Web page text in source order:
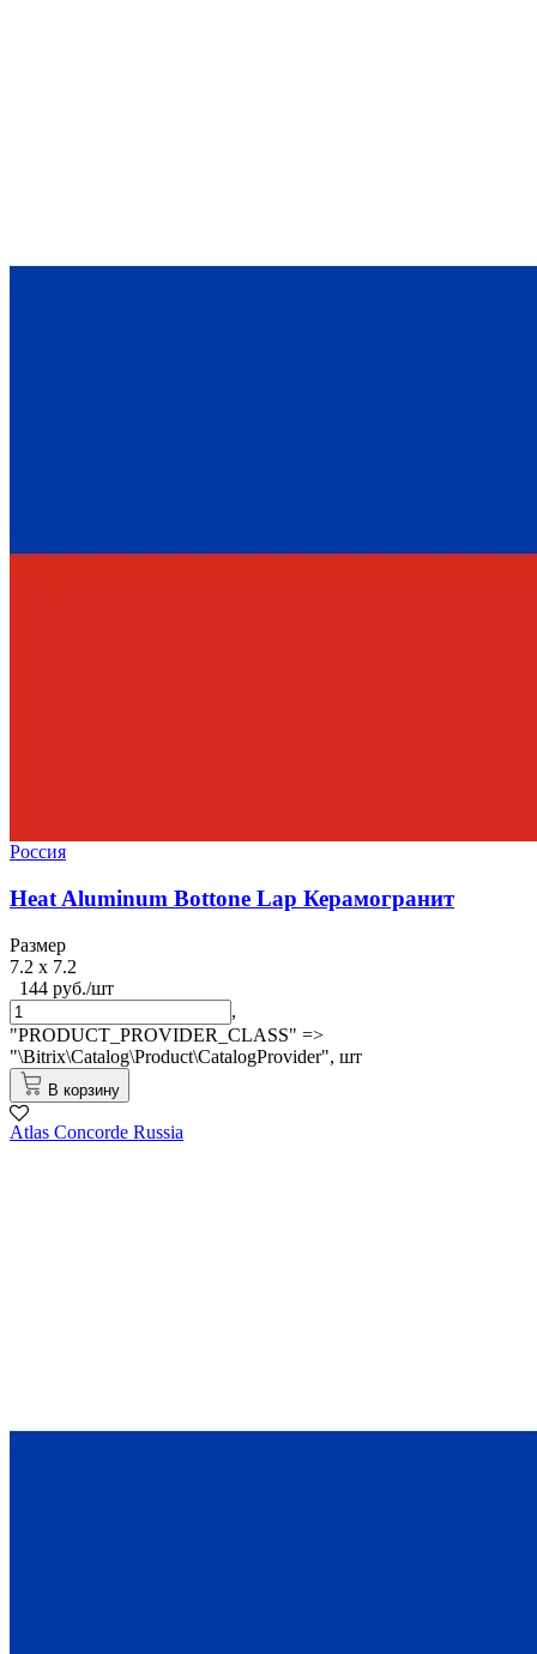
Россия
Heat Aluminum Bottone Lap Керамогранит
Размер
7.2 x 7.2
144 руб./шт
,
"PRODUCT_PROVIDER_CLASS" =>
"\Bitrix\Catalog\Product\CatalogProvider", шт
В корзину
Atlas Concorde Russia